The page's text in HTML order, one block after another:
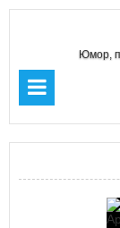
Юмор,